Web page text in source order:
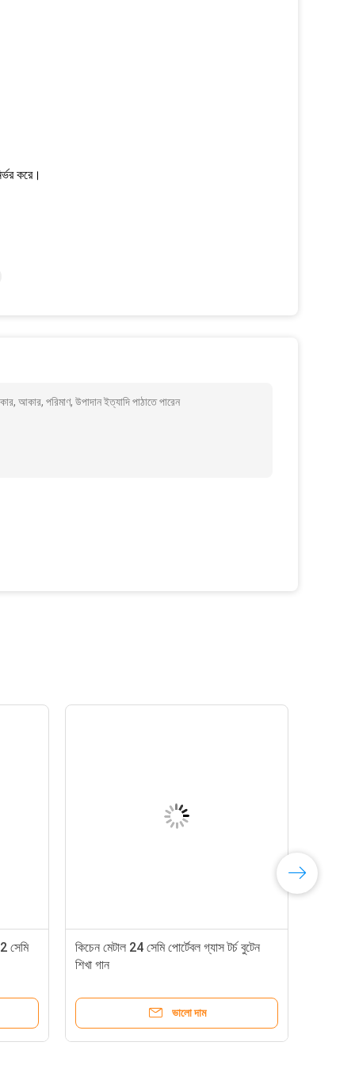
করে।
আকার, পরিমাণ, উপাদান ইত্যাদি পাঠাতে পারেন
সেমি
কিচেন মেটাল 24 সেমি পোর্টেবল গ্যাস টর্চ বুটেন
শিখা গান
ভালো দাম